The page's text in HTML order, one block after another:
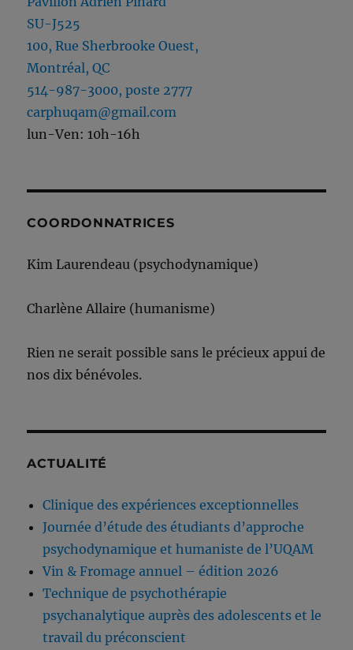
SU-J525
100, Rue Sherbrooke Ouest,
Montréal, QC
514-987-3000, poste 2777
carphuqam@gmail.com
lun-Ven: 10h-16h
COORDONNATRICES
Kim Laurendeau (psychodynamique)
Charlène Allaire (humanisme)
Rien ne serait possible sans le précieux appui de
nos dix bénévoles.
ACTUALITÉ
Clinique des expériences exceptionnelles
Journée d’étude des étudiants d’approche
psychodynamique et humaniste de l’UQAM
Vin & Fromage annuel – édition 2026
Technique de psychothérapie
psychanalytique auprès des adolescents et le
travail du préconscient